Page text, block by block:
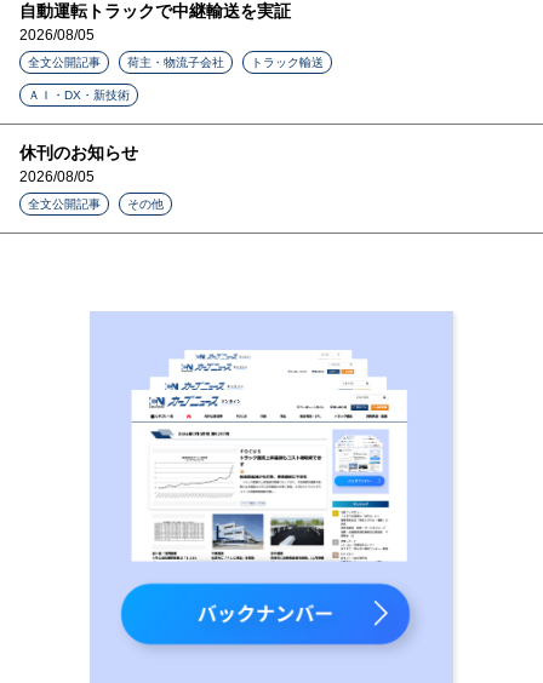
自動運転トラックで中継輸送を実証
2026/08/05
全文公開記事 荷主・物流子会社 トラック輸送
ＡＩ・DX・新技術
休刊のお知らせ
2026/08/05
全文公開記事 その他